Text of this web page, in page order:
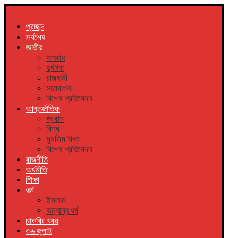
প্রচ্ছদ
সর্বশেষ
জাতীয়
অপরাধ
দুর্ঘটনা
রাজধানী
সারাবাংলা
বিশেষ প্রতিবেদন
আন্তর্জাতিক
প্রবাস
বিশ্ব
মুসলিম বিশ্ব
বিশেষ প্রতিবেদন
রাজনীতি
অর্থনীতি
শিক্ষা
ধর্ম
ইসলাম
অন্যান্য ধর্ম
চাকরির খবর
৩৬ জুলাই